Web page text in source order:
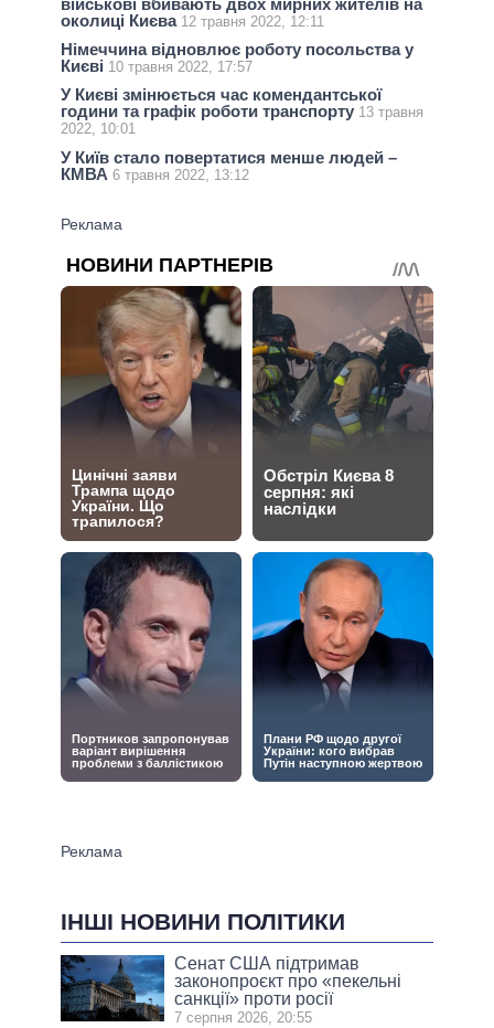
військові вбивають двох мирних жителів на
околиці Києва 12 травня 2022, 12:11
Німеччина відновлює роботу посольства у
Києві 10 травня 2022, 17:57
У Києві змінюється час комендантської
години та графік роботи транспорту 13 травня
2022, 10:01
У Київ стало повертатися менше людей –
КМВА 6 травня 2022, 13:12
ІНШІ НОВИНИ ПОЛІТИКИ
Сенат США підтримав
законопроєкт про «пекельні
санкції» проти росії
7 серпня 2026, 20:55